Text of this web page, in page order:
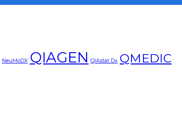
NeuMoDX QIAGEN QIAstat Dx QMEDIC